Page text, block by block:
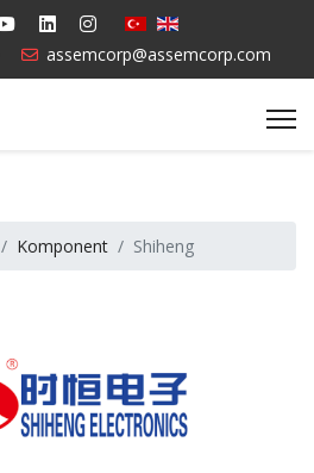
assemcorp@assemcorp.com
Komponent Shiheng